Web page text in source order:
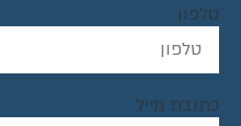
טלפון
כתובת מייל